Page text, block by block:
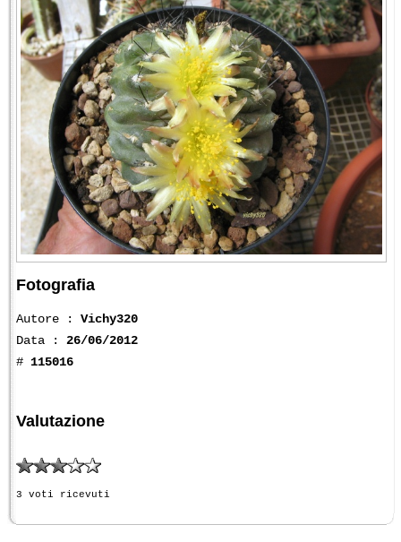
Fotografia
Autore : Vichy320
Data : 26/06/2012
# 115016
Valutazione
3 voti ricevuti